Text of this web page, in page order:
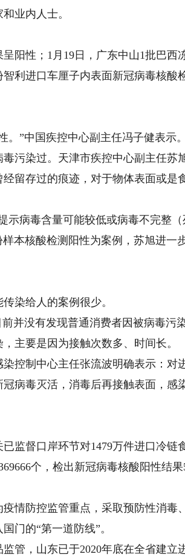
业内人士。
阳性；1月19日，广东中山1批巴西
利进口车厘子内表面新冠病毒核酸
”中国疾控中心副主任冯子健表示。
污染过。天津市疾控中心副主任苏
留存过的痕迹，对于物体表面或是
病毒含量可能较低或病毒不完整（
本核酸检测阳性为案例，苏旭进一
染给人的案例很少。
并没有发现普通消费者因被病毒污
主要是因为接触次数多、时间长。
控制中心主任张流波明确表示：对
病毒灭活，消毒后再接触表面，感
监督口岸环节对1479万件进口冷链
个，检出新冠病毒核酸阳性结果
防控监管重点，采取预防性消毒、
门的“第一道防线”。
管，山东已于2020年底在全省建立